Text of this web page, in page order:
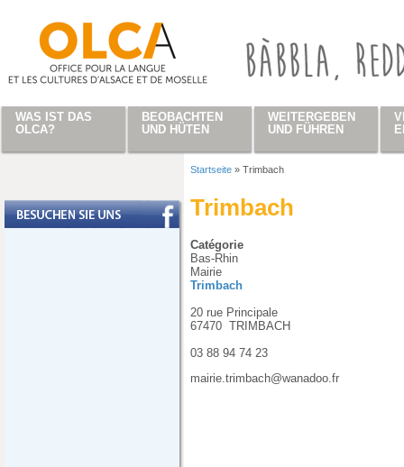
Startseite » Trimbach
Trimbach
Catégorie
Bas-Rhin
Mairie
Trimbach
20 rue Principale
67470 TRIMBACH
03 88 94 74 23
mairie.trimbach@wanadoo.fr
WAS IST DAS
OLCA?
BEOBACHTEN
UND HÜTEN
WEITERGEBEN
UND FÜHREN